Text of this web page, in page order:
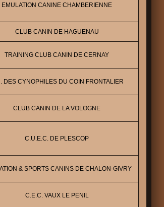
EMULATION CANINE CHAMBERIENNE
CLUB CANIN DE HAGUENAU
TRAINING CLUB CANIN DE CERNAY
DES CYNOPHILES DU COIN FRONTALIER
CLUB CANIN DE LA VOLOGNE
C.U.E.C. DE PLESCOP
& SPORTS CANINS DE CHALON-GIVRY
C.E.C. VAUX LE PENIL